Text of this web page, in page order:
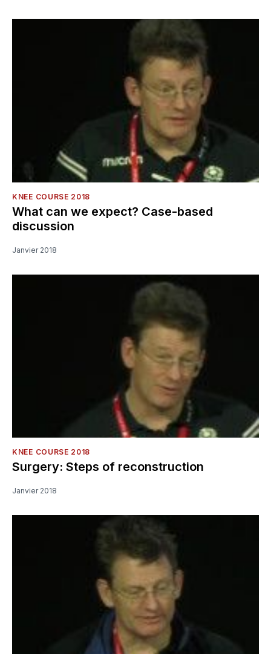
KNEE COURSE 2018
What can we expect? Case-based
discussion
Janvier 2018
KNEE COURSE 2018
Surgery: Steps of reconstruction
Janvier 2018